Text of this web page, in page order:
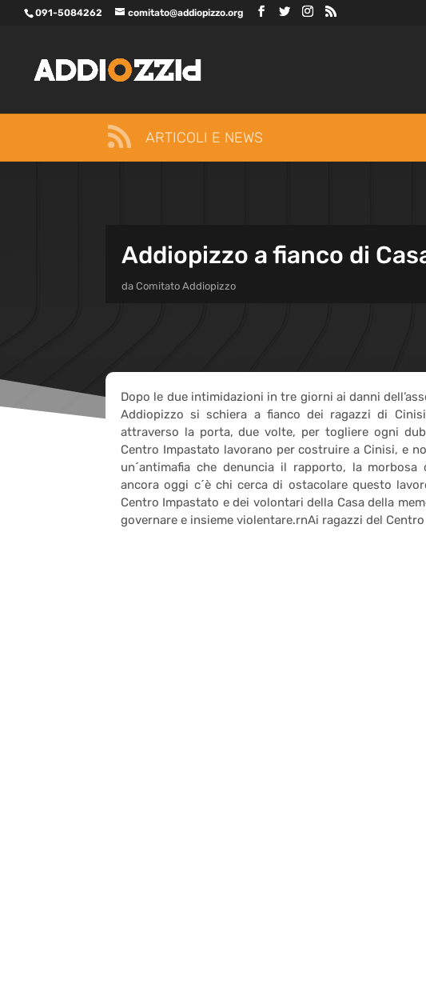
091-5084262 comitato@addiopizzo.org
 ARTICOLI E NEWS
Addiopizzo a fianco di
da Comitato Addiopizzo
Dopo le due intimidazioni in tre giorni ai danni
Addiopizzo si schiera a fianco dei ragazzi di
attraverso la porta, due volte, per togliere ogni
Centro Impastato lavorano per costruire a Cinisi, e
un´antimafia che denuncia il rapporto, la
ancora oggi c´è chi cerca di ostacolare questo
Centro Impastato e dei volontari della Casa della
governare e insieme violentare.rnAi ragazzi del